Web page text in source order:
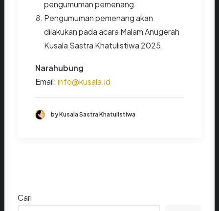
pengumuman pemenang.
Pengumuman pemenang akan
dilakukan pada acara Malam Anugerah
Kusala Sastra Khatulistiwa 2025.
Narahubung
Email: info@kusala.id
by Kusala Sastra Khatulistiwa
Cari